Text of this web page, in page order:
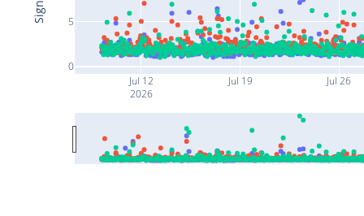
Jul 12
2026
Jul 19 Jul 26
0
5